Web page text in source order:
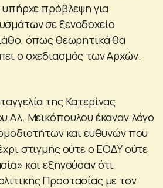
υπήρχε πρόβλεψη για
σε ξενοδοχείο
όπως θεωρητικά θα
ο σχεδιασμός των Αρχών.
της Κατερίνας
Αλ. Μεϊκόπουλου έκαναν λόγο
και ευθυνών που
στιγμής ούτε ο ΕΟΔΥ ούτε
και εξηγούσαν ότι
Προστασίας με τον